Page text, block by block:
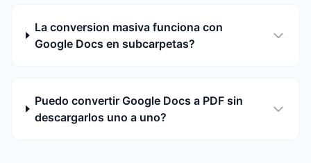
La conversion masiva funciona con
Google Docs en subcarpetas?
Puedo convertir Google Docs a PDF sin
descargarlos uno a uno?